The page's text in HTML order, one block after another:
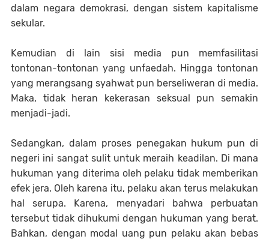
dalam negara demokrasi, dengan sistem kapitalisme
sekular.
Kemudian di lain sisi media pun memfasilitasi
tontonan-tontonan yang unfaedah. Hingga tontonan
yang merangsang syahwat pun berseliweran di media.
Maka, tidak heran kekerasan seksual pun semakin
menjadi-jadi.
Sedangkan, dalam proses penegakan hukum pun di
negeri ini sangat sulit untuk meraih keadilan. Di mana
hukuman yang diterima oleh pelaku tidak memberikan
efek jera. Oleh karena itu, pelaku akan terus melakukan
hal serupa. Karena, menyadari bahwa perbuatan
tersebut tidak dihukumi dengan hukuman yang berat.
Bahkan, dengan modal uang pun pelaku akan bebas